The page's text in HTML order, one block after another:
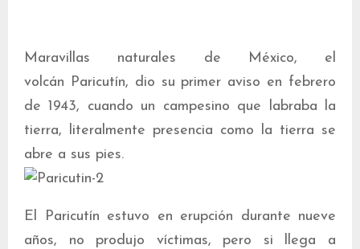
Maravillas naturales de México, el
volcán Paricutín, dio su primer aviso en febrero
de 1943, cuando un campesino que labraba la
tierra, literalmente presencia como la tierra se
abre a sus pies.
El Paricutín estuvo en erupción durante nueve
años, no produjo víctimas, pero si llega a